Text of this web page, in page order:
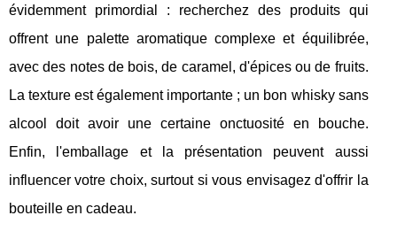
évidemment primordial : recherchez des produits qui
offrent une palette aromatique complexe et équilibrée,
avec des notes de bois, de caramel, d'épices ou de fruits.
La texture est également importante ; un bon whisky sans
alcool doit avoir une certaine onctuosité en bouche.
Enfin, l'emballage et la présentation peuvent aussi
influencer votre choix, surtout si vous envisagez d'offrir la
bouteille en cadeau.